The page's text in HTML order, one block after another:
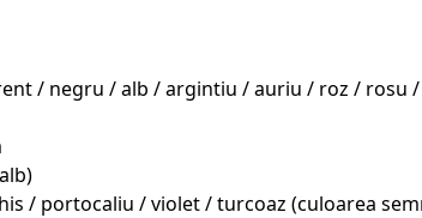
/ negru / alb / argintiu / auriu / roz / rosu
/ portocaliu / violet / turcoaz (culoarea